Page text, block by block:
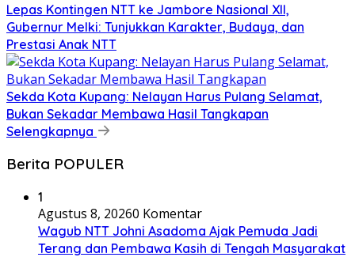
Lepas Kontingen NTT ke Jambore Nasional XII,
Gubernur Melki: Tunjukkan Karakter, Budaya, dan
Prestasi Anak NTT
Sekda Kota Kupang: Nelayan Harus Pulang Selamat,
Bukan Sekadar Membawa Hasil Tangkapan
Selengkapnya
Berita POPULER
1
Agustus 8, 20260 Komentar
Wagub NTT Johni Asadoma Ajak Pemuda Jadi
Terang dan Pembawa Kasih di Tengah Masyarakat